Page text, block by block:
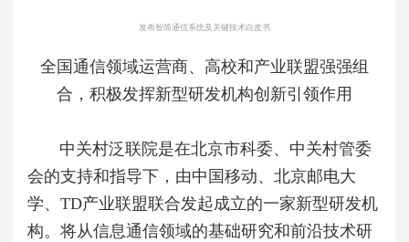
发布智简通信系统及关键技术白皮书
全国通信领域运营商、高校和产业联盟强强组
合，积极发挥新型研发机构创新引领作用
中关村泛联院是在北京市科委、中关村管委
会的支持和指导下，由中国移动、北京邮电大
学、TD产业联盟联合发起成立的一家新型研发机
构。将从信息通信领域的基础研究和前沿技术研